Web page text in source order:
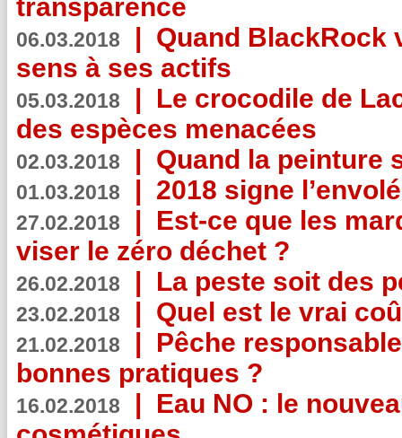
transparence
06.03.2018 | Quand BlackRock
sens à ses actifs
05.03.2018 | Le crocodile de
des espèces menacées
02.03.2018 | Quand la peinture
01.03.2018 | 2018 signe
27.02.2018 | Est-ce que les
viser le zéro déchet ?
26.02.2018 | La peste soit des
23.02.2018 | Quel est le vrai
21.02.2018 | Pêche
bonnes pratiques ?
16.02.2018 | Eau NO : le